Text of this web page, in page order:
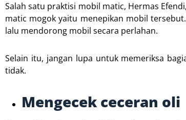
Salah satu praktisi mobil matic, Hermas
matic mogok yaitu menepikan mobil
lalu mendorong mobil secara perlahan.
Selain itu, jangan lupa untuk memeriksa
tidak.
Mengecek ceceran oli